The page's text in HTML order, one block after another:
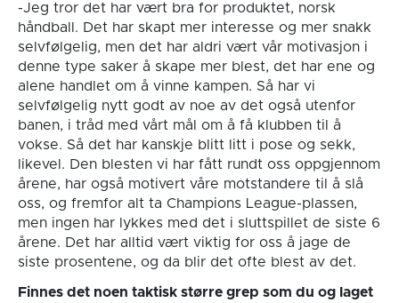
-Jeg tror det har vært bra for produktet, norsk
håndball. Det har skapt mer interesse og mer snakk
selvfølgelig, men det har aldri vært vår motivasjon i
denne type saker å skape mer blest, det har ene og
alene handlet om å vinne kampen. Så har vi
selvfølgelig nytt godt av noe av det også utenfor
banen, i tråd med vårt mål om å få klubben til å
vokse. Så det har kanskje blitt litt i pose og sekk,
likevel. Den blesten vi har fått rundt oss oppgjennom
årene, har også motivert våre motstandere til å slå
oss, og fremfor alt ta Champions League-plassen,
men ingen har lykkes med det i sluttspillet de siste 6
årene. Det har alltid vært viktig for oss å jage de
siste prosentene, og da blir det ofte blest av det.
Finnes det noen taktisk større grep som du og laget